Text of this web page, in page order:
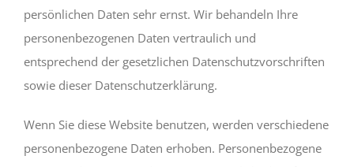
persönlichen Daten sehr ernst. Wir behandeln Ihre
personenbezogenen Daten vertraulich und
entsprechend der gesetzlichen Datenschutzvorschriften
sowie dieser Datenschutzerklärung.
Wenn Sie diese Website benutzen, werden verschiedene
personenbezogene Daten erhoben. Personenbezogene